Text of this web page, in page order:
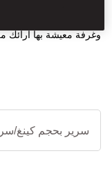
تضم هذه الشقة غرفتَي
وغرفة معيشة بها أرائك